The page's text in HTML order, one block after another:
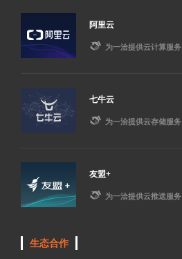
阿里云
 为一洽提供云计算服务
七牛云
 为一洽提供云存储服务
友盟+
 为一洽提供云推送服务
生态合作